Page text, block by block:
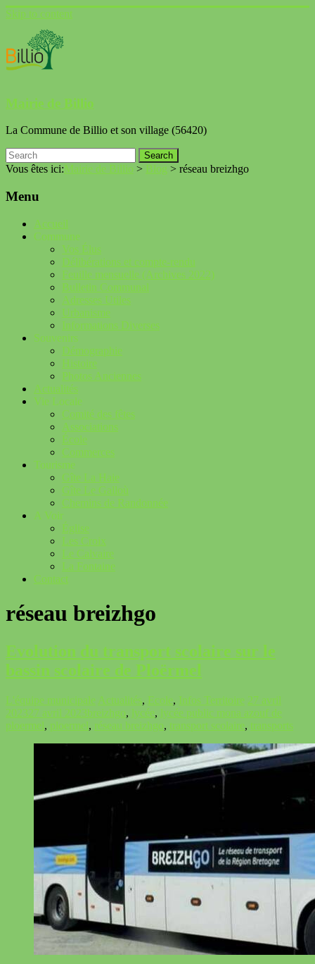
Skip to content
Mairie de Billio
La Commune de Billio et son village (56420)
Vous êtes ici:Mairie de Billio > Blog > réseau breizhgo
Menu
Accueil
Commune
Vos Élus
Délibérations et compte-rendu
Feuille mensuelle (Archives 2022)
Bulletin Communal
Adresses Utiles
Urbanisme
Informations Diverses
Souvenirs
Démographie
Histoire
Photos Anciennes
Actualités
Vie Locale
Comité des fêtes
Associations
École
Commerces
Tourisme
Gîte La Haie
Gîte Le Galloù
Chemins de Randonnée
A Voir
Église
Les Croix
Le Calvaire
La Fontaine
Contact
réseau breizhgo
Evolution du transport scolaire sur le
bassin scolaire de Ploërmel
L'équipe municipale Actualités, Ecole, Infos Territoire 27 avril
202327 avril 2023breizhgo, lycée, lycée public mona azouf de
ploermel, ploermel, réseau breizhgo, transport scolaire, transports